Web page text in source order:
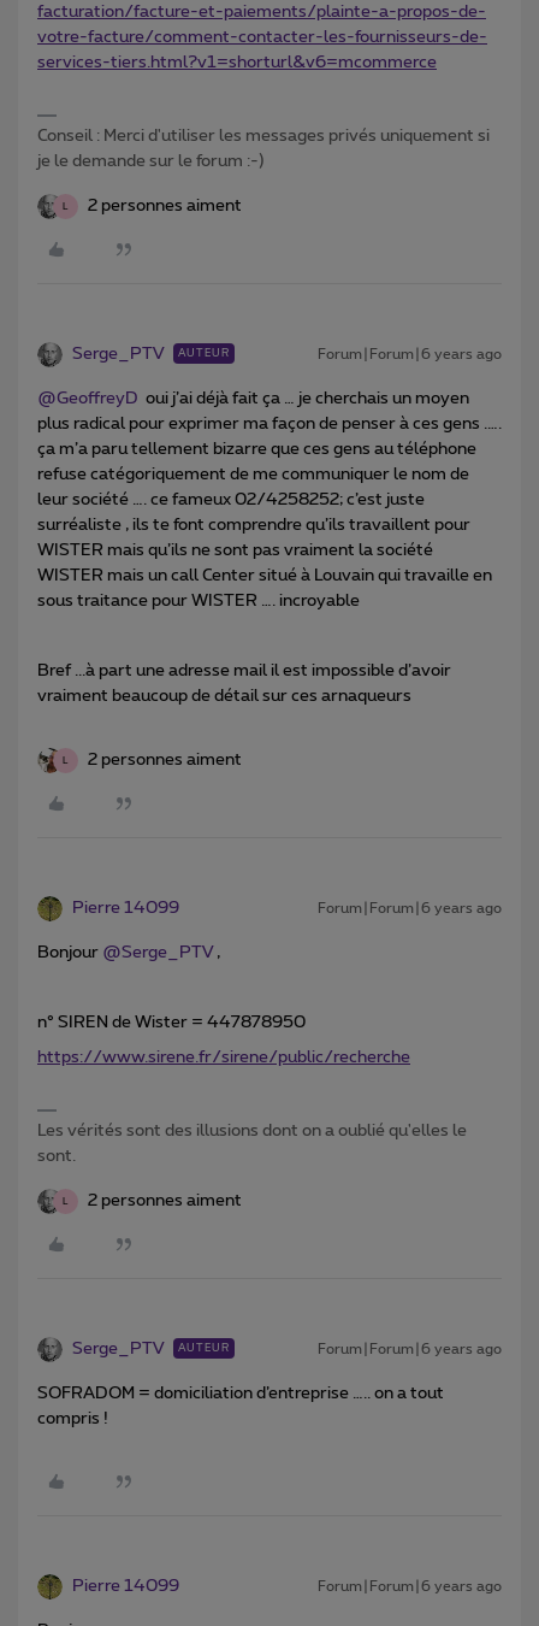
facturation/facture-et-paiements/plainte-a-propos-de-
votre-facture/comment-contacter-les-fournisseurs-de-
services-tiers.html?v1=shorturl&v6=mcommerce
Conseil : Merci d'utiliser les messages privés uniquement si
je le demande sur le forum :-)
L 2 personnes aiment
Serge_PTV AUTEUR Forum|Forum|6 years ago
@GeoffreyD oui j’ai déjà fait ça … je cherchais un moyen
plus radical pour exprimer ma façon de penser à ces gens .….
ça m’a paru tellement bizarre que ces gens au téléphone
refuse catégoriquement de me communiquer le nom de
leur société …. ce fameux 02/4258252; c’est juste
surréaliste , ils te font comprendre qu’ils travaillent pour
WISTER mais qu’ils ne sont pas vraiment la société
WISTER mais un call Center situé à Louvain qui travaille en
sous traitance pour WISTER …. incroyable
Bref ...à part une adresse mail il est impossible d’avoir
vraiment beaucoup de détail sur ces arnaqueurs
L 2 personnes aiment
Pierre 14099 Forum|Forum|6 years ago
Bonjour @Serge_PTV ,
n° SIREN de Wister = 447878950
https://www.sirene.fr/sirene/public/recherche
Les vérités sont des illusions dont on a oublié qu'elles le
sont.
L 2 personnes aiment
Serge_PTV AUTEUR Forum|Forum|6 years ago
SOFRADOM = domiciliation d’entreprise ….. on a tout
compris !
Pierre 14099 Forum|Forum|6 years ago